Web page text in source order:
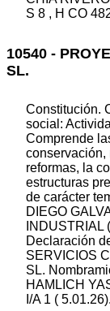
S 8 , H CO
10540 -
SL.
Constitución.
social:
Comprende
conservación,
reformas, la
estructuras
de carácter
DIEGO
INDUSTRIAL
Declaración
SERVICIOS
SL.
HAMLICH
I/A 1 ( 5.01.26).